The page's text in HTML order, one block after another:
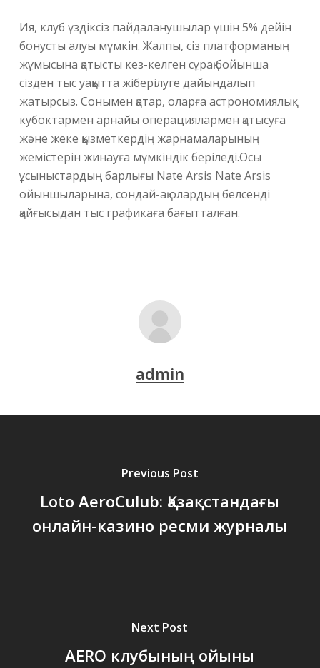
Ия, клуб үздіксіз пайдаланушылар үшін 5% дейін
бонусты алуы мүмкін. Жалпы, сіз платформаның
жұмысына қатысты кез-келген сұрақ бойынша
сізден тыс уақытта жіберілуге ​​дайындалып
жатырсыз. Сонымен қатар, оларға астрономиялық
кубоктармен арнайы операциялармен қатысуға
және жеке қызметкердің жарнамаларының
жемістерін жинауға мүмкіндік беріледі.Осы
ұсыныстардың барлығы Nate Arsis Nate Arsis
ойыншыларына, сондай-ақ олардың белсенді
қайғысыдан тыс графикаға бағытталған.
admin
Previous Post
Loto AeroCulub: Қазақстандағы
онлайн-казино ресми журналы
Next Post
AERO клубының ойыны